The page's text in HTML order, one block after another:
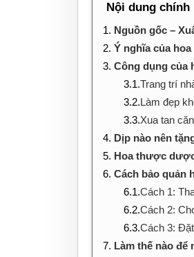
Nội dung chính
1. Nguồn gốc –
2. Ý nghĩa của
3. Công dụng
3.1.Trang trí
3.2.Làm đẹp
3.3.Xua tan
4. Dịp nào nên
5. Hoa thược
6. Cách bảo quản
6.1.Cách 1:
6.2.Cách 2:
6.3.Cách 3:
7. Làm thế nào